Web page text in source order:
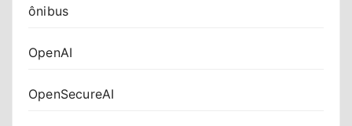
ônibus
OpenAI
OpenSecureAI